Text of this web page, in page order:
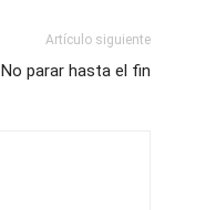
Artículo siguiente
No parar hasta el fin